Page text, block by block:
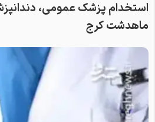
استخدام پزشک عمومی،
ماهدشت کرج